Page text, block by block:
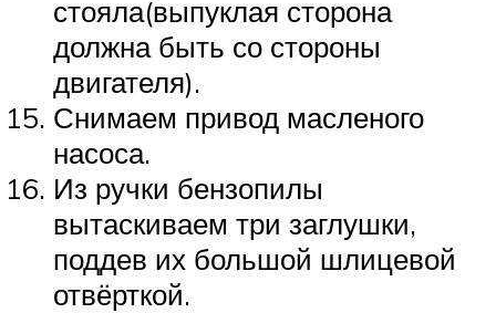
стояла(выпуклая сторона
должна быть со стороны
двигателя).
Снимаем привод масленого
насоса.
Из ручки бензопилы
вытаскиваем три заглушки,
поддев их большой шлицевой
отвёрткой.